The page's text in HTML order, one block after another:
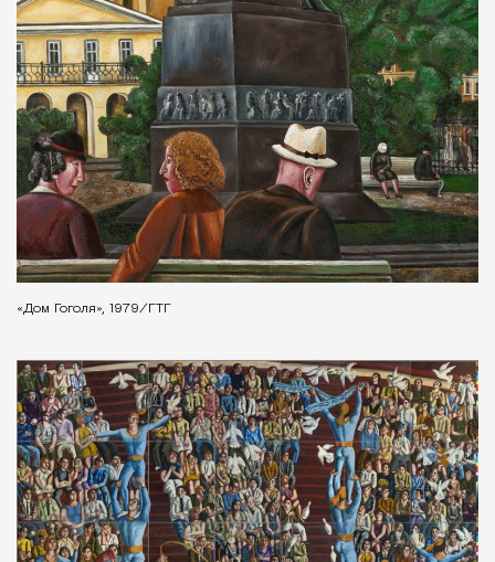
«Дом Гоголя», 1979/ГТГ